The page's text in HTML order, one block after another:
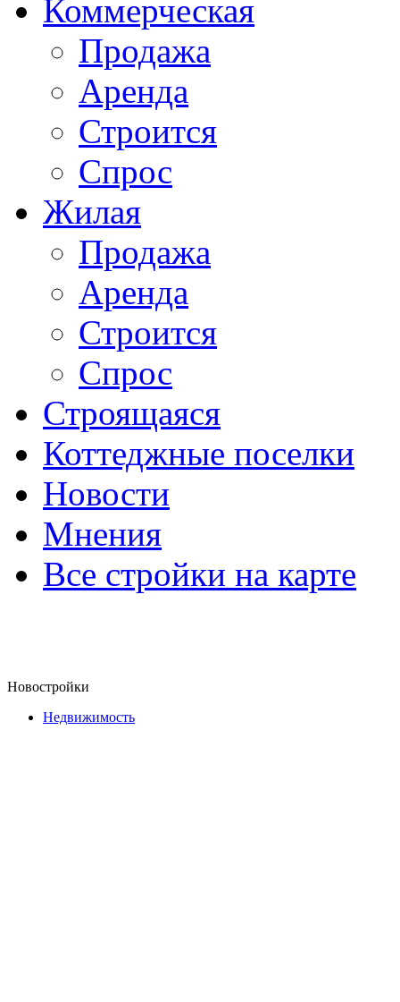
Коммерческая
Продажа
Аренда
Строится
Спрос
Жилая
Продажа
Аренда
Строится
Спрос
Строящаяся
Коттеджные поселки
Новости
Мнения
Все стройки на карте
Новостройки
Недвижимость